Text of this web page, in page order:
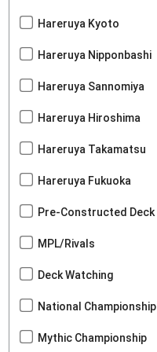
Hareruya Kyoto
Hareruya Nipponbashi
Hareruya Sannomiya
Hareruya Hiroshima
Hareruya Takamatsu
Hareruya Fukuoka
Pre-Constructed Deck
MPL/Rivals
Deck Watching
National Championship
Mythic Championship